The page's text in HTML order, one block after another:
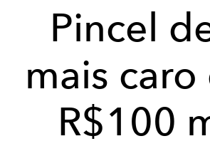
Pincel
mais
R$100